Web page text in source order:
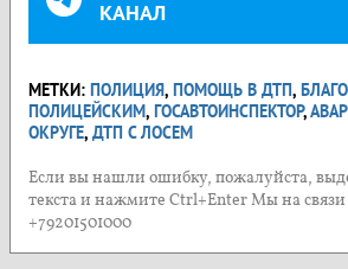
КАНАЛ
МЕТКИ: ПОЛИЦИЯ, ПОМОЩЬ В ДТП,
ПОЛИЦЕЙСКИМ, ГОСАВТОИНСПЕКТОР,
ОКРУГЕ, ДТП С ЛОСЕМ
Если вы нашли ошибку, пожалуйста,
текста и нажмите Ctrl+Enter Мы на
+79201501000